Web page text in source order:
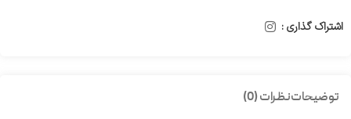
اشتراک گذاری :
توضیحاتنظرات (0)